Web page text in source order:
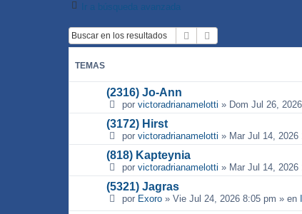
Ir a búsqueda avanzada
Buscar
TEMAS
(2316) Jo-Ann
por victoradrianamelotti » Dom Jul 26,
(3172) Hirst
por victoradrianamelotti » Mar Jul 14, 2026
(818) Kapteynia
por victoradrianamelotti » Mar Jul 14, 2026
(5321) Jagras
por Exoro » Vie Jul 24, 2026 8:05 pm » en